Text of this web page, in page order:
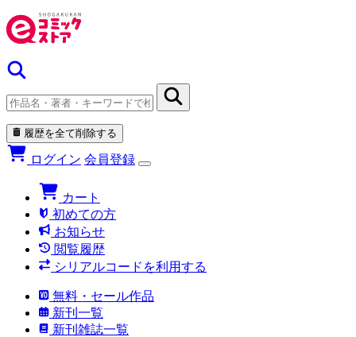
履歴を全て削除する
ログイン 会員登録
カート
初めての方
お知らせ
閲覧履歴
シリアルコードを利用する
無料・セール作品
新刊一覧
新刊雑誌一覧